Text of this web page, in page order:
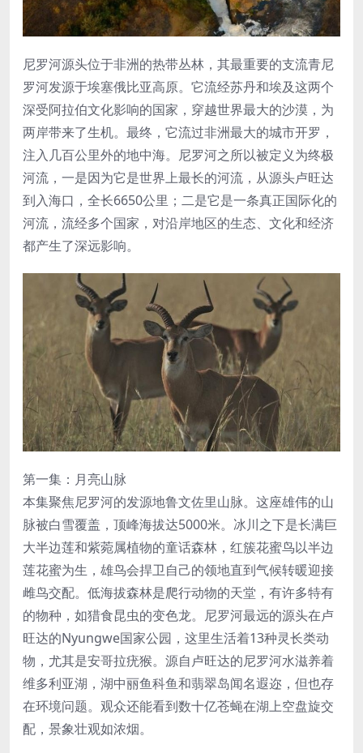
尼罗河源头位于非洲的热带丛林，其最重要的支流青尼
罗河发源于埃塞俄比亚高原。它流经苏丹和埃及这两个
深受阿拉伯文化影响的国家，穿越世界最大的沙漠，为
两岸带来了生机。最终，它流过非洲最大的城市开罗，
注入几百公里外的地中海。尼罗河之所以被定义为终极
河流，一是因为它是世界上最长的河流，从源头卢旺达
到入海口，全长6650公里；二是它是一条真正国际化的
河流，流经多个国家，对沿岸地区的生态、文化和经济
都产生了深远影响。
第一集：月亮山脉
本集聚焦尼罗河的发源地鲁文佐里山脉。这座雄伟的山
脉被白雪覆盖，顶峰海拔达5000米。冰川之下是长满巨
大半边莲和紫菀属植物的童话森林，红簇花蜜鸟以半边
莲花蜜为生，雄鸟会捍卫自己的领地直到气候转暖迎接
雌鸟交配。低海拔森林是爬行动物的天堂，有许多特有
的物种，如猎食昆虫的变色龙。尼罗河最远的源头在卢
旺达的Nyungwe国家公园，这里生活着13种灵长类动
物，尤其是安哥拉疣猴。源自卢旺达的尼罗河水滋养着
维多利亚湖，湖中丽鱼科鱼和翡翠岛闻名遐迩，但也存
在环境问题。观众还能看到数十亿苍蝇在湖上空盘旋交
配，景象壮观如浓烟。